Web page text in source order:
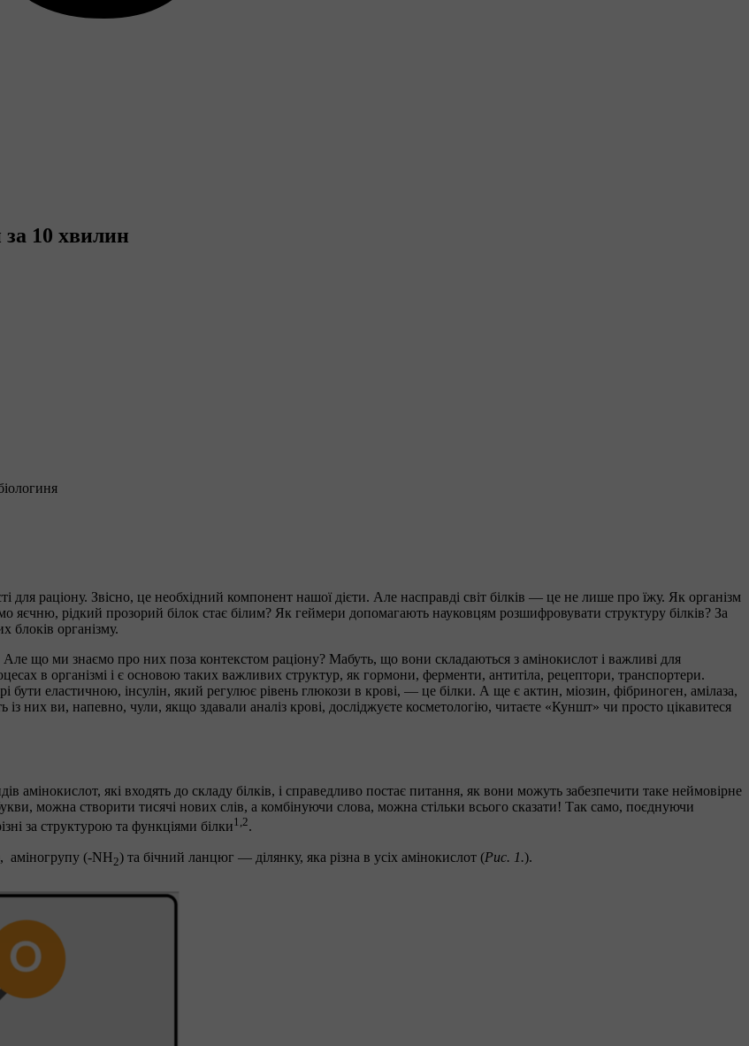
за 10 хвилин
для раціону. Звісно, це необхідний компонент нашої дієти. Але насправді світ білків — це не лише про їжу. Як організм
яєчню, рідкий прозорий білок стає білим? Як геймери допомагають науковцям розшифровувати структуру білків? За
блоків організму.
що ми знаємо про них поза контекстом раціону? Мабуть, що вони складаються з амінокислот і важливі для
в організмі і є основою таких важливих структур, як гормони, ферменти, антитіла, рецептори, транспортери.
бути еластичною, інсулін, який регулює рівень глюкози в крові, — це білки. А ще є актин, міозин, фібриноген, амілаза,
них ви, напевно, чули, якщо здавали аналіз крові, досліджуєте косметологію, читаєте «Куншт» чи просто цікавитеся
амінокислот, які входять до складу білків, і справедливо постає питання, як вони можуть забезпечити таке неймовірне
можна створити тисячі нових слів, а комбінуючи слова, можна стільки всього сказати! Так само, поєднуючи
за структурою та функціями білки1,2.
аміногрупу (-NН2) та бічний ланцюг — ділянку, яка різна в усіх амінокислот (Рис. 1.).